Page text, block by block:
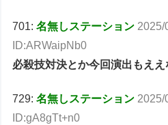
701:名無しステーション 2025/
ID:ARWaipNb0
必殺技対決とか今回演出もええ
729:名無しステーション 2025/
ID:gA8gTt+n0